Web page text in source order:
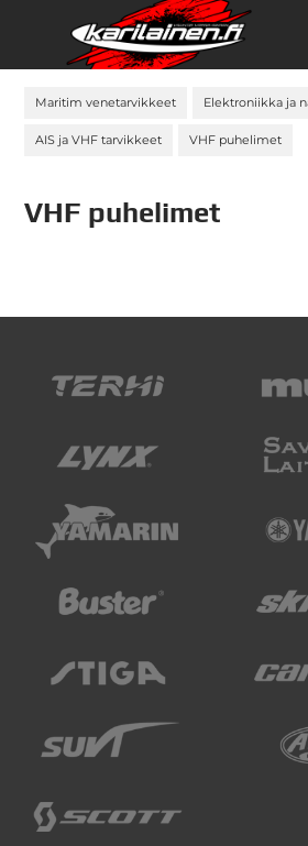
Maritim venetarvikkeet Elektroniikka ja
AIS ja VHF tarvikkeet VHF puhelimet
VHF puhelimet